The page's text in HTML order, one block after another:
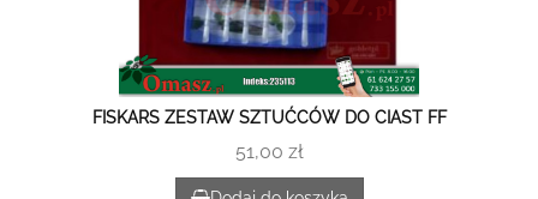
FISKARS ZESTAW SZTUĆCÓW DO CIAST FF
51,00 zł